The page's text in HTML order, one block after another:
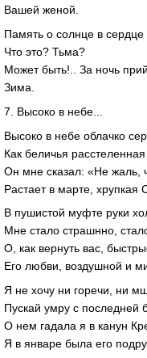
Вашей женой.
Память о солнце в сердце
Что это? Тьма?
Может быть!.. За ночь
Зима.
7. Высоко в небе...
Высоко в небе облачко
Как беличья расстеленная
Он мне сказал: «Не жаль,
Растает в марте, хрупкая
В пушистой муфте руки
Мне стало страшнно,
О, как вернуть вас,
Его любви, воздушной и
Я не хочу ни горечи, ни
Пускай умру с последней
О нем гадала я в канун
Я в январе была его